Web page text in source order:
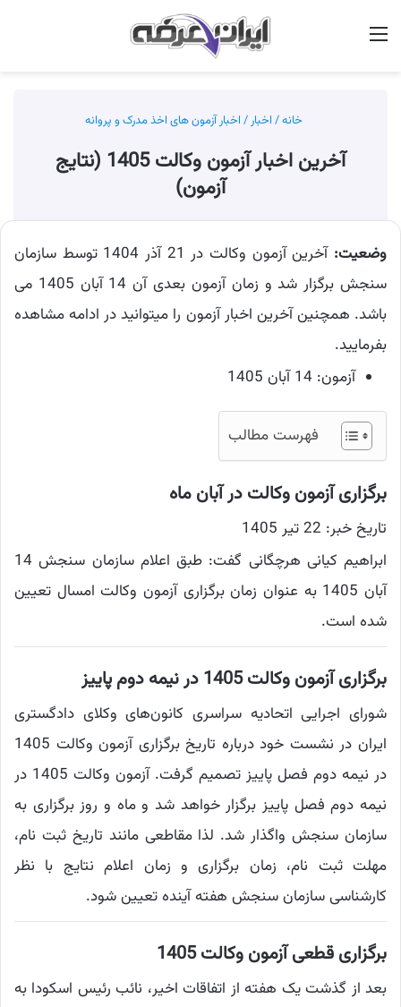
خانه/ اخبار/ اخبار آزمون های اخذ مدرک و پروانه
آخرین اخبار آزمون وکالت 1405 (نتایج
آزمون)
وضعیت:
آخرین آزمون وکالت در 21 آذر 1404 توسط سازمان
سنجش برگزار شد و زمان آزمون بعدی آن 14 آبان 1405 می
باشد. همچنین آخرین اخبار آزمون را میتوانید در ادامه مشاهده
بفرمایید.
آزمون: 14 آبان 1405
فهرست مطالب
برگزاری آزمون وکالت در آبان ماه
تاریخ خبر: 22 تیر 1405
ابراهیم کیانی هرچگانی گفت: طبق اعلام سازمان سنجش 14
آبان 1405 به عنوان زمان برگزاری آزمون وکالت امسال تعیین
شده است.
برگزاری آزمون وکالت 1405 در نیمه دوم پاییز
شورای اجرایی اتحادیه سراسری کانون‌های وکلای دادگستری
ایران در نشست خود درباره تاریخ برگزاری آزمون وکالت 1405
در نیمه دوم فصل پاییز تصمیم گرفت. آزمون وکالت 1405 در
نیمه دوم فصل پاییز برگزار خواهد شد و ماه و روز برگزاری به
سازمان سنجش واگذار شد. لذا مقاطعی مانند تاریخ ثبت نام،
مهلت ثبت نام، زمان برگزاری و زمان اعلام نتایج با نظر
کارشناسی سازمان سنجش هفته آینده تعیین شود.
برگزاری قطعی آزمون وکالت 1405
بعد از گذشت یک هفته از اتفاقات اخیر، نائب رئیس اسکودا به